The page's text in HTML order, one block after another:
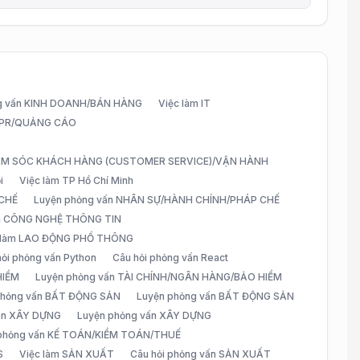
vấn KINH DOANH/BÁN HÀNG
Việc làm IT
QUẢNG CÁO
SÓC KHÁCH HÀNG (CUSTOMER SERVICE)/VẬN HÀNH
Việc làm TP Hồ Chí Minh
Luyện phỏng vấn NHÂN SỰ/HÀNH CHÍNH/PHÁP CHẾ
NGHỆ THÔNG TIN
LAO ĐỘNG PHỔ THÔNG
phỏng vấn Python
Câu hỏi phỏng vấn React
Luyện phỏng vấn TÀI CHÍNH/NGÂN HÀNG/BẢO HIỂM
vấn BẤT ĐỘNG SẢN
Luyện phỏng vấn BẤT ĐỘNG SẢN
XÂY DỰNG
Luyện phỏng vấn XÂY DỰNG
vấn KẾ TOÁN/KIỂM TOÁN/THUẾ
Việc làm SẢN XUẤT Câu hỏi phỏng vấn SẢN XUẤT